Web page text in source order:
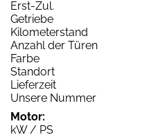
Erst-Zul.
Getriebe
Kilometerstand
Anzahl der Türen
Farbe
Standort
Lieferzeit
Unsere Nummer
Motor:
kW / PS